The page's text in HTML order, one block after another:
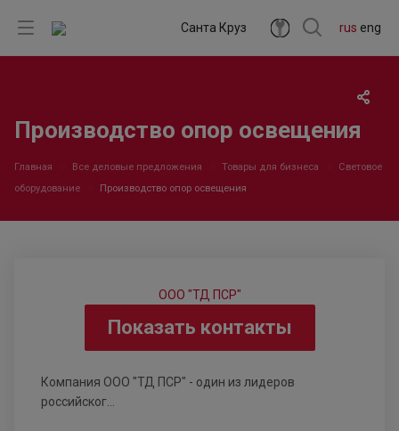
rus eng
Санта Круз
Производство опор освещения
Главная Все деловые предложения Товары для бизнеса
Световое
оборудование
Производство опор освещения
ООО "ТД ПСР"
Показать контакты
Компания ООО "ТД ПСР" - один из лидеров
российског...